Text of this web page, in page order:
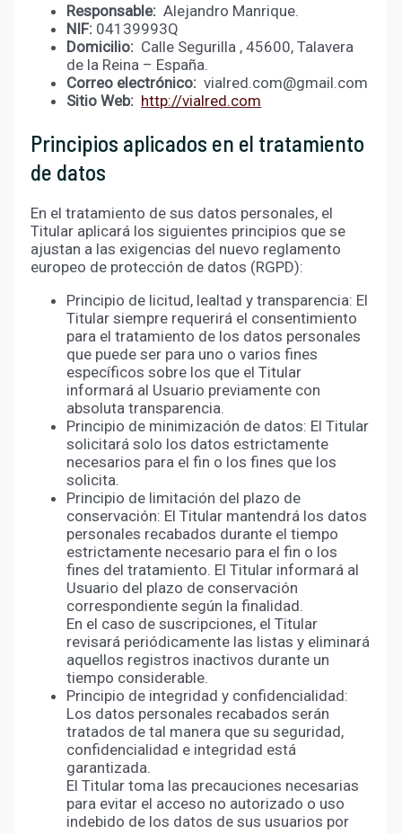
Responsable: Alejandro Manrique.
NIF: 04139993Q
Domicilio: Calle Segurilla , 45600, Talavera
de la Reina – España.
Correo electrónico: vialred.com@gmail.com
Sitio Web: http://vialred.com
Principios aplicados en el tratamiento
de datos
En el tratamiento de sus datos personales, el
Titular aplicará los siguientes principios que se
ajustan a las exigencias del nuevo reglamento
europeo de protección de datos (RGPD):
Principio de licitud, lealtad y transparencia: El
Titular siempre requerirá el consentimiento
para el tratamiento de los datos personales
que puede ser para uno o varios fines
específicos sobre los que el Titular
informará al Usuario previamente con
absoluta transparencia.
Principio de minimización de datos: El Titular
solicitará solo los datos estrictamente
necesarios para el fin o los fines que los
solicita.
Principio de limitación del plazo de
conservación: El Titular mantendrá los datos
personales recabados durante el tiempo
estrictamente necesario para el fin o los
fines del tratamiento. El Titular informará al
Usuario del plazo de conservación
correspondiente según la finalidad.
En el caso de suscripciones, el Titular
revisará periódicamente las listas y eliminará
aquellos registros inactivos durante un
tiempo considerable.
Principio de integridad y confidencialidad:
Los datos personales recabados serán
tratados de tal manera que su seguridad,
confidencialidad e integridad está
garantizada.
El Titular toma las precauciones necesarias
para evitar el acceso no autorizado o uso
indebido de los datos de sus usuarios por